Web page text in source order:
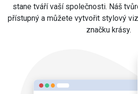
stane tváří vaší společnosti. Náš
přístupný a můžete vytvořit stylový
značku krásy.